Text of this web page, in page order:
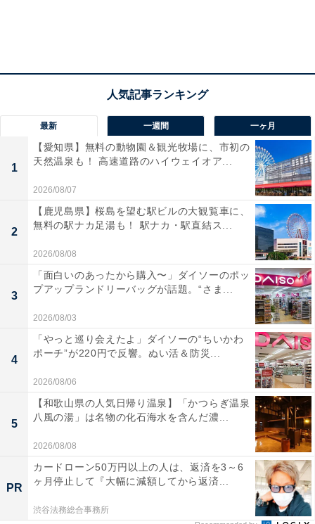
最新 一週間 一ヶ月
1
【愛知県】無料の動物園＆観光牧場に、市初の
天然温泉も！ 高速道路のハイウェイオア...
2026/08/07
2
【鹿児島県】桜島を望む駅ビルの大観覧車に、
無料の駅ナカ足湯も！ 駅ナカ・駅直結ス...
2026/08/08
3
「面白いのあったから購入〜」ダイソーのポッ
プアップランドリーバッグが話題。“さま...
2026/08/03
4
「やっと巡り会えたよ」ダイソーの“ちいかわ
ポーチ”が220円で反響。ぬい活＆防災...
2026/08/06
5
【和歌山県の人気日帰り温泉】「かつらぎ温泉
八風の湯」は名物の化石海水を含んだ濃...
2026/08/08
PR
カードローン50万円以上の人は、返済を3～6
ヶ月停止して『大幅に減額してから返済...
渋谷法務総合事務所